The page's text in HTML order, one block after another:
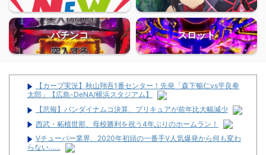
パチンコ スロット
【カープ実況】秋山翔吾1番センター！先発「森下暢仁vs平良拳
太郎」【広島-DeNA/横浜スタジアム】
【悲報】バンダイナムコ決算、プリキュアが前年比大幅減少
西武・柘植世那、母校勝利を祝う4年ぶりのホームラン！
Vチューバー業界、2020年初頭の一番手V人気爆発から何も変わ
らない……